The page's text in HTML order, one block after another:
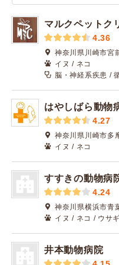
マルクペットク
4.36
神奈川県川崎市宮
イヌ / ネコ
脳・神経系疾患 /
はやしばら動物
4.27
神奈川県川崎市多
イヌ / ネコ
すすきの動物病
4.24
神奈川県横浜市青
イヌ / ネコ / ウサギ
井本動物病院